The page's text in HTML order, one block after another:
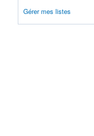
Gérer mes listes